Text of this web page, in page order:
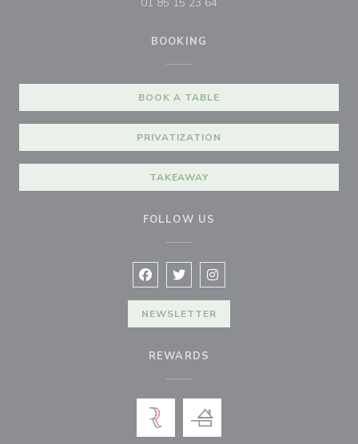
BOOKING
BOOK A TABLE
PRIVATIZATION
TAKEAWAY
FOLLOW US
Facebook ((opens in a new window))
Twitter ((opens in a new
Instagram ((opens in a
NEWSLETTER
REWARDS